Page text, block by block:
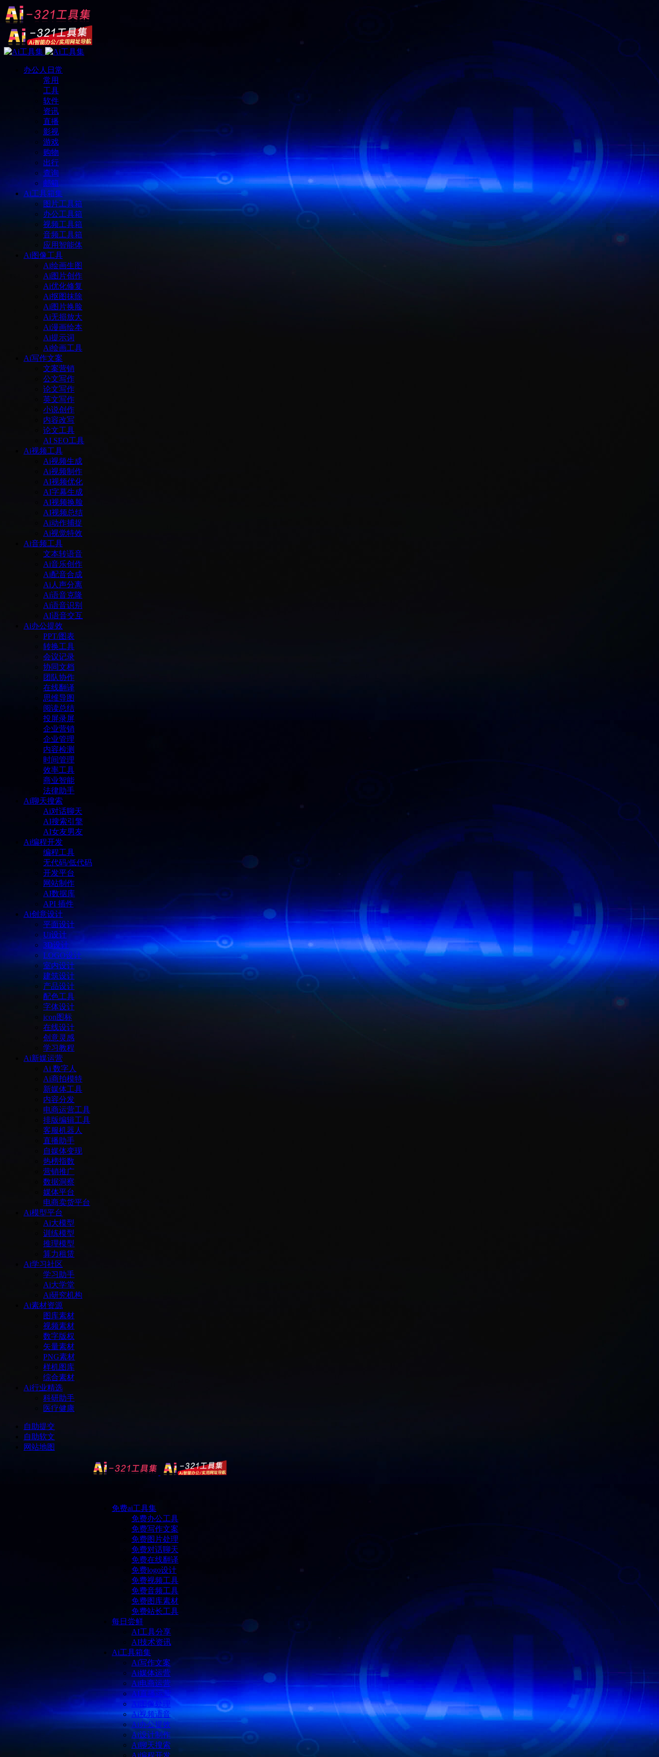
办公人日常
常用
工具
软件
资讯
直播
影视
游戏
购物
出行
查询
邮箱
Ai工具箱集
图片工具箱
办公工具箱
视频工具箱
音频工具箱
应用智能体
Ai图像工具
Ai绘画生图
Ai图片创作
Ai优化修复
Ai抠图抹除
Ai图片换脸
Ai无损放大
Ai漫画绘本
Ai提示词
Ai绘画工具
Ai写作文案
文案营销
公文写作
论文写作
英文写作
小说创作
内容改写
论文工具
AI SEO工具
Ai视频工具
Ai视频生成
Ai视频制作
AI视频优化
AI字幕生成
AI视频换脸
AI视频总结
Ai动作捕捉
Ai视觉特效
Ai音频工具
文本转语音
Ai音乐创作
Ai配音合成
Ai人声分离
Ai语音克隆
Ai语音识别
AI语音交互
Ai办公提效
PPT/图表
转换工具
会议记录
协同文档
团队协作
在线翻译
思维导图
阅读总结
投屏录屏
企业营销
企业管理
内容检测
时间管理
效率工具
商业智能
法律助手
Ai聊天搜索
Ai对话聊天
AI搜索引擎
AI女友男友
Ai编程开发
编程工具
无代码/低代码
开发平台
网站制作
AI数据库
API 插件
Ai创意设计
平面设计
Ui设计
3D设计
LOGO设计
室内设计
建筑设计
产品设计
配色工具
字体设计
icon图标
在线设计
创意灵感
学习教程
Ai新媒运营
Ai 数字人
Ai商拍模特
新媒体工具
内容分发
电商运营工具
排版编辑工具
客服机器人
直播助手
自媒体变现
热榜指数
营销推广
数据洞察
媒体平台
电商卖货平台
Ai模型平台
Ai大模型
训练模型
推理模型
算力租赁
Ai学习社区
学习助手
Ai大学堂
Ai研究机构
Ai素材资源
图库素材
视频素材
数字版权
矢量素材
PNG素材
样机图库
综合素材
Ai行业精选
科研助手
医疗健康
自助提交
自助软文
网站地图
免费ai工具集
免费办公工具
免费写作文案
免费图片处理
免费对话聊天
免费在线翻译
免费logo设计
免费视频工具
免费音频工具
免费图库素材
免费站长工具
每日尝鲜
AI工具分享
AI技术资讯
Ai工具箱集
Ai写作文案
Ai媒体运营
Ai电商运营
AI直播运营
Ai图像处理
Ai视频语音
Ai办公提效
Ai设计制作
Ai聊天搜索
Ai编程开发